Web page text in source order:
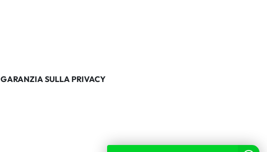
GARANZIA SULLA PRIVACY